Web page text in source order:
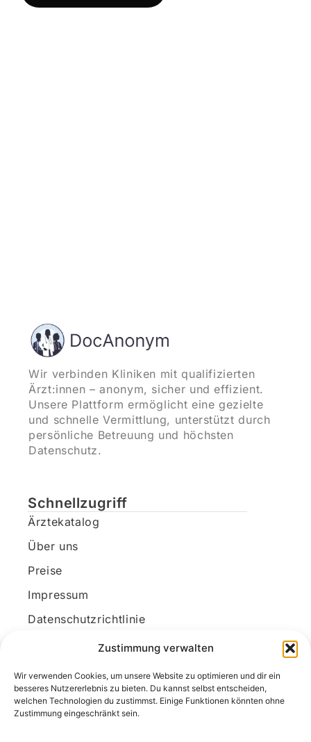
Zustimmung verwalten
Wir verwenden Cookies, um unsere Website zu optimieren und dir ein
besseres Nutzererlebnis zu bieten. Du kannst selbst entscheiden,
welchen Technologien du zustimmst. Einige Funktionen könnten ohne
Zustimmung eingeschränkt sein.
Wir verbinden Kliniken mit qualifizierten
Ärzt:innen – anonym, sicher und effizient.
Unsere Plattform ermöglicht eine gezielte
und schnelle Vermittlung, unterstützt durch
persönliche Betreuung und höchsten
Datenschutz.
Schnellzugriff
Ärztekatalog
Über uns
Preise
Impressum
Datenschutzrichtlinie
Kundenkonto
Unsere Kontaktdaten
E-Mail: kontakt@docanonym.com